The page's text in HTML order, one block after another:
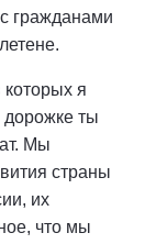
гражданами
я
дорожке ты
Мы
страны
их
что мы